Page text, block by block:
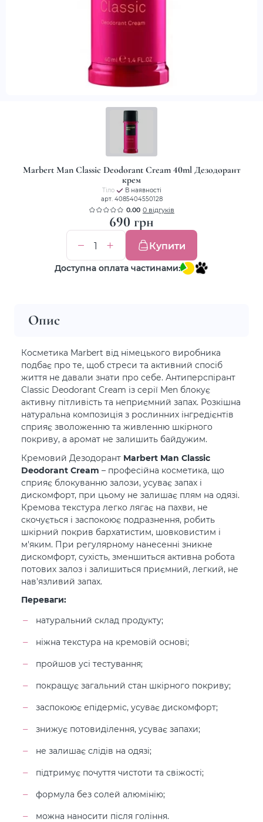
Marbert Man Classic Deodorant Cream 40ml Дезодорант
крем
Тіло
В наявності
арт. 4085404550128
0.00 0 відгуків
690 грн
Купити
Доступна оплата частинами:
Опис
Косметика Marbert від німецького виробника
подбає про те, щоб стреси та активний спосіб
життя не давали знати про себе. Антиперспірант
Classic Deodorant Cream із серії Men блокує
активну пітливість та неприємний запах. Розкішна
натуральна композиція з рослинних інгредієнтів
сприяє зволоженню та живленню шкірного
покриву, а аромат не залишить байдужим.
Кремовий Дезодорант Marbert Man Classic
Deodorant Cream – професійна косметика, що
сприяє блокуванню залози, усуває запах і
дискомфорт, при цьому не залишає плям на одязі.
Кремова текстура легко лягає на пахви, не
скочується і заспокоює подразнення, робить
шкірний покрив бархатистим, шовковистим і
м'яким. При регулярному нанесенні зникне
дискомфорт, сухість, зменшиться активна робота
потових залоз і залишиться приємний, легкий, не
нав'язливий запах.
Переваги:
натуральний склад продукту;
ніжна текстура на кремовій основі;
пройшов усі тестування;
покращує загальний стан шкірного покриву;
заспокоює епідерміс, усуває дискомфорт;
знижує потовиділення, усуває запахи;
не залишає слідів на одязі;
підтримує почуття чистоти та свіжості;
формула без солей алюмінію;
можна наносити після гоління.